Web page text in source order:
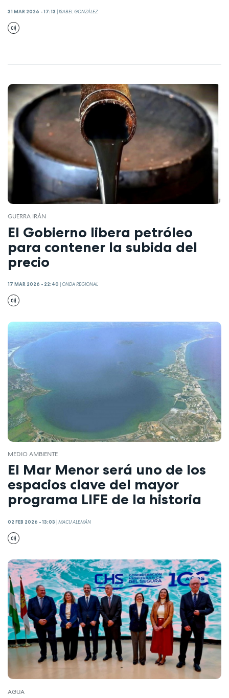
31 MAR 2026 - 17:13 |ISABEL GONZÁLEZ
GUERRA IRÁN
El Gobierno libera petróleo
para contener la subida del
precio
17 MAR 2026 - 22:40 ONDA REGIONAL
MEDIO AMBIENTE
El Mar Menor será uno de los
espacios clave del mayor
programa LIFE de la historia
02 FEB 2026 - 13:03 |MACU ALEMÁN
AGUA